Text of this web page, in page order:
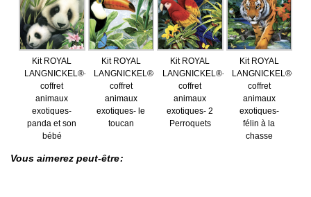
Kit ROYAL
LANGNICKEL®-
coffret
animaux
exotiques-
panda et son
bébé
Kit ROYAL
LANGNICKEL®-
coffret
animaux
exotiques- le
toucan
Kit ROYAL
LANGNICKEL®-
coffret
animaux
exotiques- 2
Perroquets
Kit ROYAL
LANGNICKEL®-
coffret
animaux
exotiques-
félin à la
chasse
Vous aimerez peut-être: